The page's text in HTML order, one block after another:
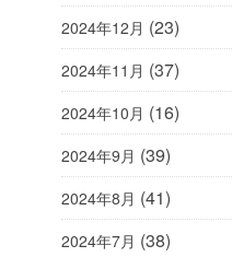
2024年12月 (23)
2024年11月 (37)
2024年10月 (16)
2024年9月 (39)
2024年8月 (41)
2024年7月 (38)